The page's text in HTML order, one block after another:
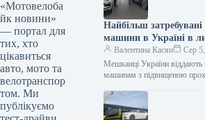
«Мотовелоба
йк новини»
— портал для
тих, хто
цікавиться
авто, мото та
велотранспор
том. Ми
публікуємо
Найбільш затребувані
машини в Україні в
2026 року
Валентина Касян
Сер
Мешканці України віддають
машинам з підвищеною
2026 році домінують
липень місяць…